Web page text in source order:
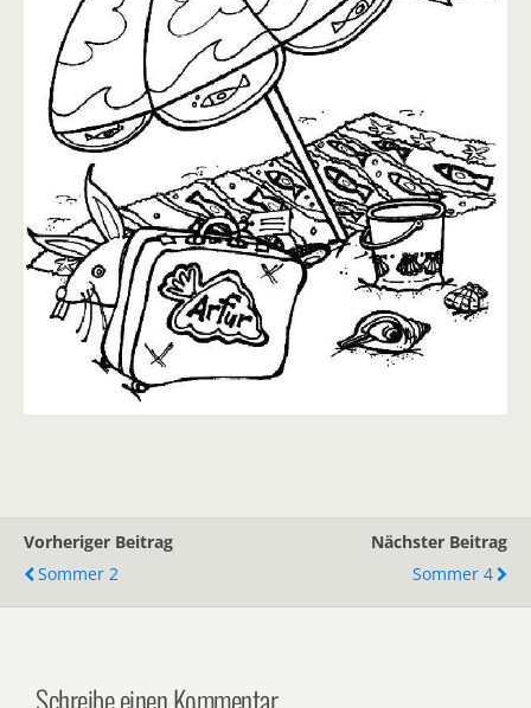
Vorheriger Beitrag
Sommer 2
Nächster Beitrag
Sommer 4
Schreibe einen Kommentar